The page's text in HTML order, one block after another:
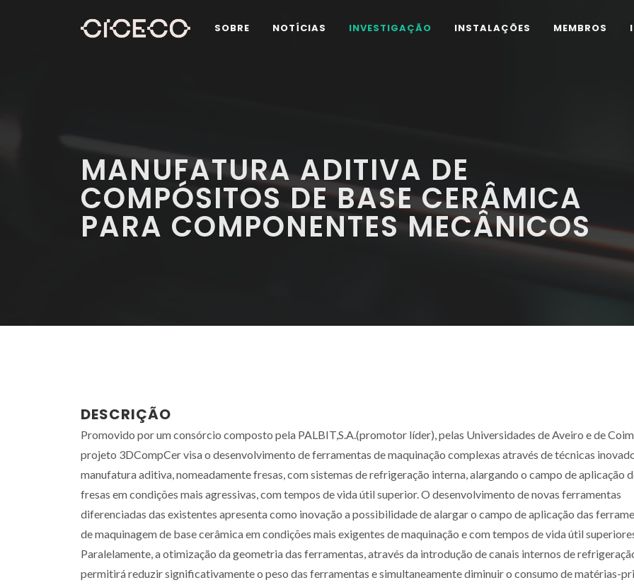
SOBRE NOTÍCIAS INVESTIGAÇÃO INSTALAÇÕES MEMBROS
MANUFATURA ADITIVA DE
COMPÓSITOS DE BASE CERÂMICA
PARA COMPONENTES MECÂNICOS
DESCRIÇÃO
Promovido por um consórcio composto pela PALBIT,S.A.(promotor líder), pelas Universidades de Aveiro e de
projeto 3DCompCer visa o desenvolvimento de ferramentas de maquinação complexas através de técnicas
manufatura aditiva, nomeadamente fresas, com sistemas de refrigeração interna, alargando o campo de aplicação
fresas em condições mais agressivas, com tempos de vida útil superior. O desenvolvimento de novas ferramentas
diferenciadas das existentes apresenta como inovação a possibilidade de alargar o campo de aplicação das
de maquinagem de base cerâmica em condições mais exigentes de maquinação e com tempos de vida útil
Paralelamente, a otimização da geometria das ferramentas, através da introdução de canais internos de
permitirá reduzir significativamente o peso das ferramentas e simultaneamente diminuir o consumo de matérias-